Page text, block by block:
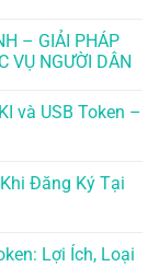
– GIẢI PHÁP
VỤ NGƯỜI DÂN
và USB Token –
Đăng Ký Tại
Lợi Ích, Loại